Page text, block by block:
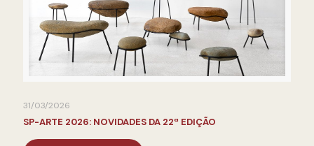
31/03/2026
SP-ARTE 2026: NOVIDADES DA 22ª EDIÇÃO